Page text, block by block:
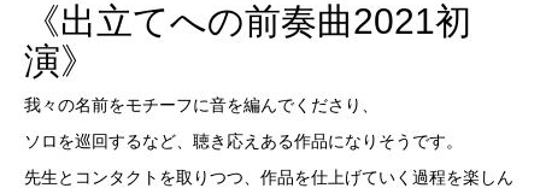
《出立てへの前奏曲2021初
演》
我々の名前をモチーフに音を編んでくださり、
ソロを巡回するなど、聴き応えある作品になりそうです。
先生とコンタクトを取りつつ、作品を仕上げていく過程を楽しん